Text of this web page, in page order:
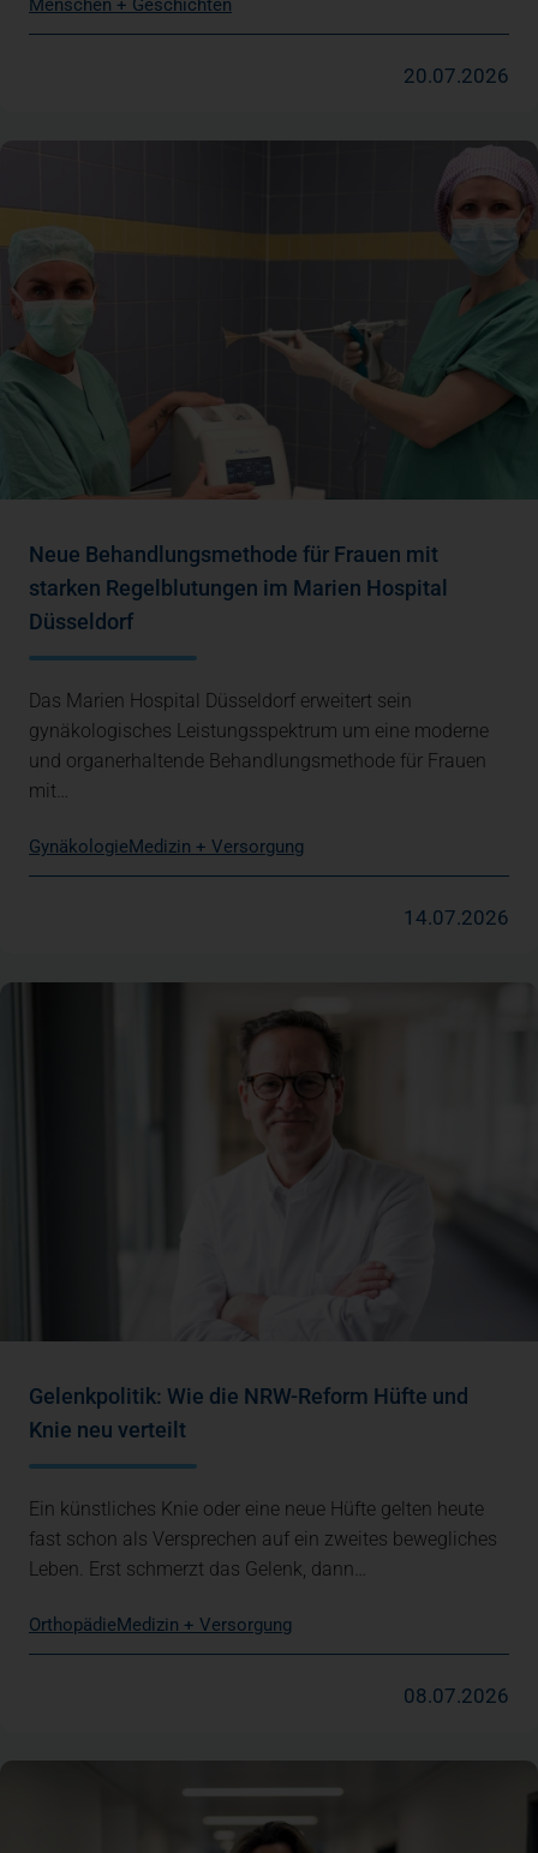
Menschen + Geschichten
20.07.2026
Neue Behandlungsmethode für Frauen mit
starken Regelblutungen im Marien Hospital
Düsseldorf
Das Marien Hospital Düsseldorf erweitert sein
gynäkologisches Leistungsspektrum um eine moderne
und organerhaltende Behandlungsmethode für Frauen
mit…
GynäkologieMedizin + Versorgung
14.07.2026
Gelenkpolitik: Wie die NRW-Reform Hüfte und
Knie neu verteilt
Ein künstliches Knie oder eine neue Hüfte gelten heute
fast schon als Versprechen auf ein zweites bewegliches
Leben. Erst schmerzt das Gelenk, dann…
OrthopädieMedizin + Versorgung
08.07.2026